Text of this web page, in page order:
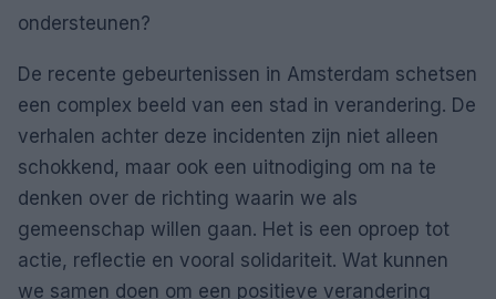
ondersteunen?
De recente gebeurtenissen in Amsterdam schetsen
een complex beeld van een stad in verandering. De
verhalen achter deze incidenten zijn niet alleen
schokkend, maar ook een uitnodiging om na te
denken over de richting waarin we als
gemeenschap willen gaan. Het is een oproep tot
actie, reflectie en vooral solidariteit. Wat kunnen
we samen doen om een positieve verandering